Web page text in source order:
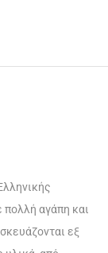
πολλή αγάπη και
εξ